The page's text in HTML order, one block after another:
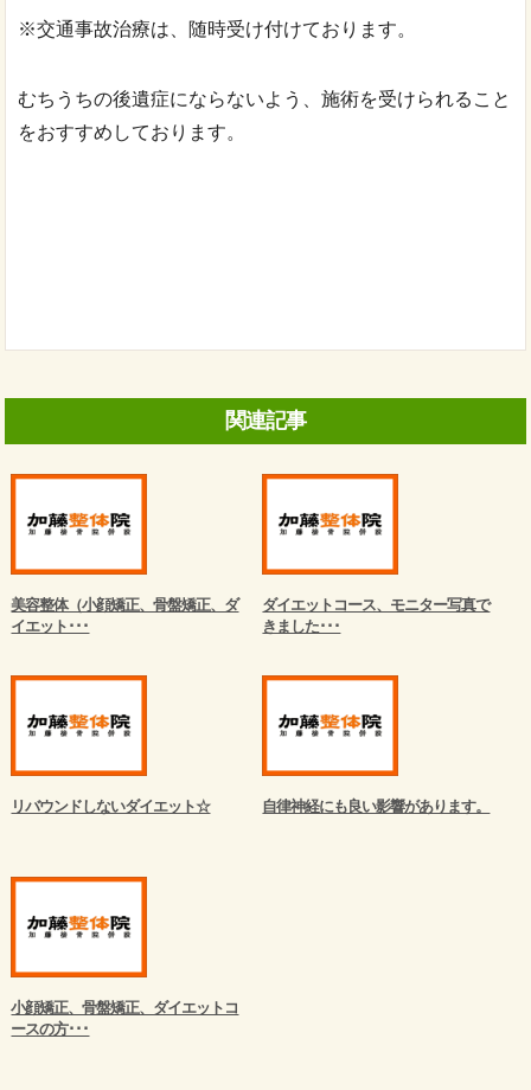
※交通事故治療は、随時受け付けております。
むちうちの後遺症にならないよう、施術を受けられること
をおすすめしております。
関連記事
美容整体（小顔矯正、骨盤矯正、ダ
イエット･･･
ダイエットコース、モニター写真で
きました･･･
リバウンドしないダイエット☆ 自律神経にも良い影響があります。
小顔矯正、骨盤矯正、ダイエットコ
ースの方･･･